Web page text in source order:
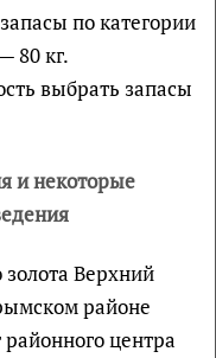
по категории
80 кг.
выбрать запасы
и некоторые
Верхний
районе
районного центра